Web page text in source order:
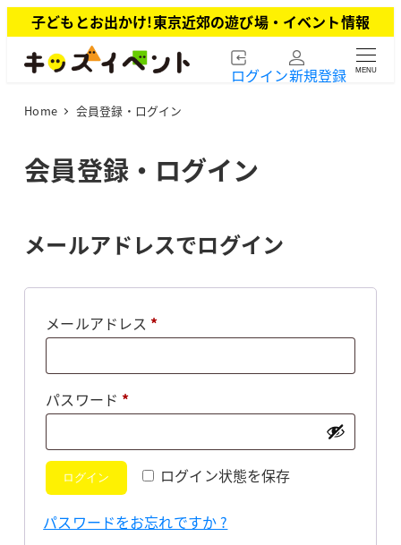
イ
子どもとお出かけ!東京近郊の遊び場・イベント情報
ログイン新規登録 MENU
Home 会員登録・ログイン
会員登録・ログイン
メールアドレスでログイン
メールアドレス *必
パスワード *必
ログイン状態を保存
ログイン
パスワードをお忘れですか ?